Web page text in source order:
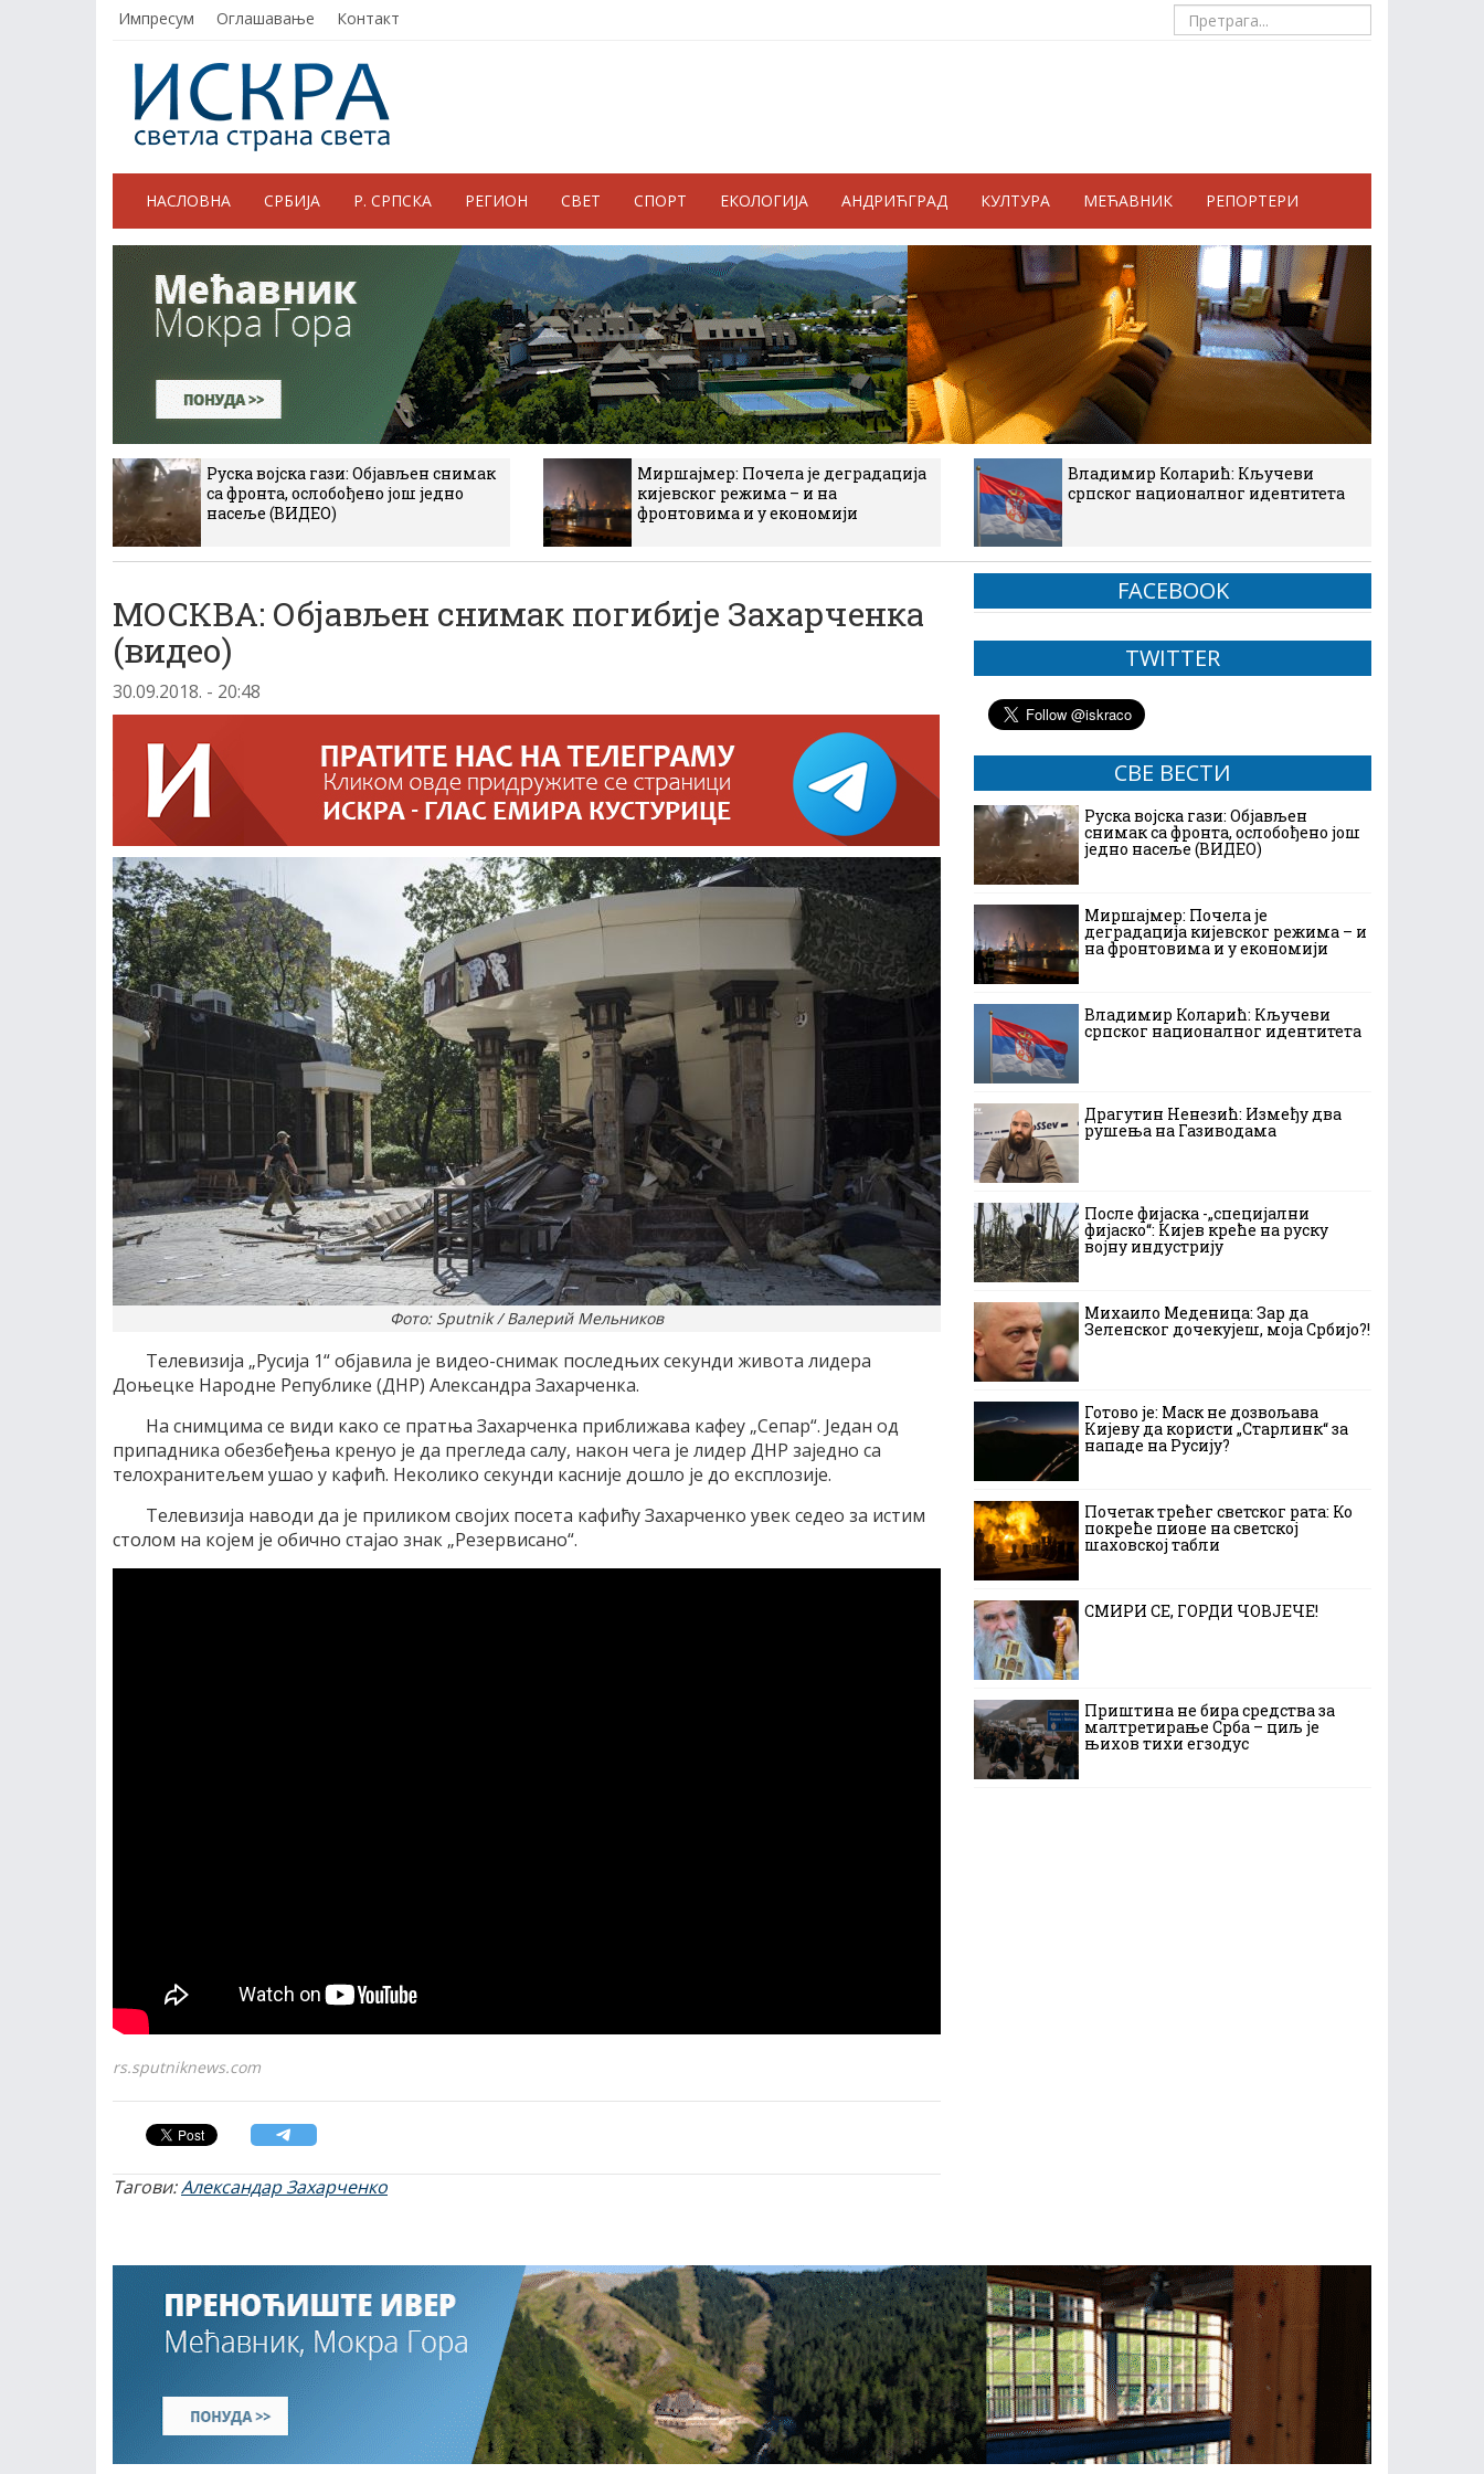
Импресум Оглашавање Контакт
НАСЛОВНА СРБИЈА Р. СРПСКА РЕГИОН СВЕТ СПОРТ ЕКОЛОГИЈА АНДРИЋГРАД КУЛТУРА МЕЋАВНИК РЕПОРТЕРИ
Руска војска гази: Објављен снимак
са фронта, ослобођено још једно
насеље (ВИДЕО)
Миршајмер: Почела је деградација
кијевског режима – и на
фронтовима и у економији
Владимир Коларић: Кључеви
српског националног идентитета
МОСКВА: Објављен снимак погибије Захарченка
(видео)
30.09.2018. - 20:48
Фото: Sputnik / Валерий Мельников
Телевизија „Русија 1“ објавила је видео-снимак последњих секунди живота лидера
Доњецке Народне Републике (ДНР) Александра Захарченка.
На снимцима се види како се пратња Захарченка приближава кафеу „Сепар“. Један од
припадника обезбеђења кренуо је да прегледа салу, након чега је лидер ДНР заједно са
телохранитељем ушао у кафић. Неколико секунди касније дошло је до експлозије.
Телевизија наводи да је приликом својих посета кафићу Захарченко увек седео за истим
столом на којем је обично стајао знак „Резервисано“.
rs.sputniknews.com
Тагови:Александар Захарченко
FACEBOOK
TWITTER
СВЕ ВЕСТИ
Руска војска гази: Објављен
снимак са фронта, ослобођено још
једно насеље (ВИДЕО)
Миршајмер: Почела је
деградација кијевског режима – и
на фронтовима и у економији
Владимир Коларић: Кључеви
српског националног идентитета
Драгутин Ненезић: Између два
рушења на Газиводама
После фијаска -„специјални
фијаско“: Кијев креће на руску
војну индустрију
Михаило Меденица: Зар да
Зеленског дочекујеш, моја Србијо?!
Готово је: Маск не дозвољава
Кијеву да користи „Старлинк“ за
нападе на Русију?
Почетак трећег светског рата: Ко
покреће пионе на светској
шаховској табли
СМИРИ СЕ, ГОРДИ ЧОВЈЕЧЕ!
Приштина не бира средства за
малтретирање Срба – циљ је
њихов тихи егзодус